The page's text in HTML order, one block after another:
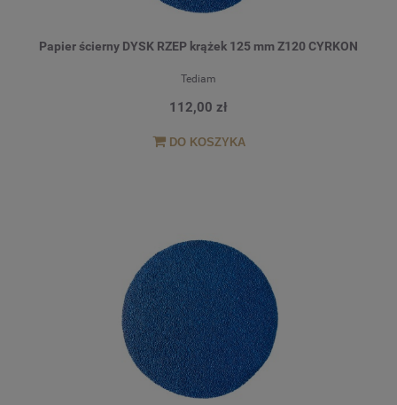
Papier ścierny DYSK RZEP krążek 125 mm Z120 CYRKON
Tediam
112,00 zł
DO KOSZYKA